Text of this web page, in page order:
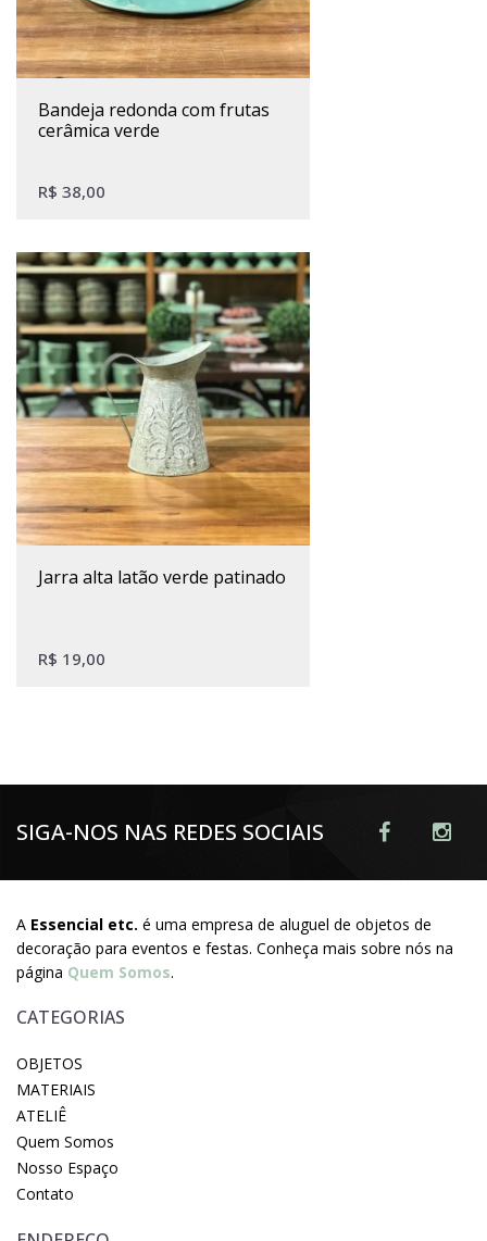
bandeja redonda com frutas
cerâmica verde
R$ 38,00
jarra alta latão verde patinado
R$ 19,00
SIGA-NOS NAS REDES SOCIAIS
A Essencial etc. é uma empresa de aluguel de objetos de
decoração para eventos e festas. Conheça mais sobre nós na
página Quem Somos.
CATEGORIAS
OBJETOS
MATERIAIS
ATELIÊ
Quem Somos
Nosso Espaço
Contato